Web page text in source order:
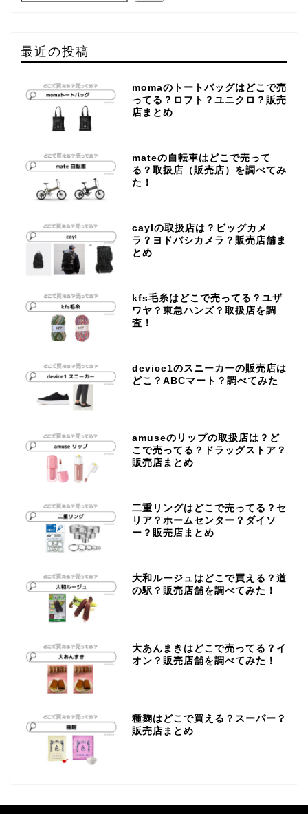
最近の投稿
momaのトートバッグはどこで売
ってる？ロフト？ユニクロ？販売
店まとめ
mateの自転車はどこで売って
る？取扱店（販売店）を調べてみ
た！
caylの取扱店は？ビッグカメ
ラ？ヨドバシカメラ？販売店舗ま
とめ
kfs毛糸はどこで売ってる？ユザ
ワヤ？東急ハンズ？取扱店を調
査！
device1のスニーカーの販売店は
どこ？ABCマート？調べてみた
amuseのリップの取扱店は？ど
こで売ってる？ドラッグストア？
販売店まとめ
二重リングはどこで売ってる？セ
リア？ホームセンター？ダイソ
ー？販売店まとめ
大和ルージュはどこで買える？道
の駅？販売店舗を調べてみた！
大あんまきはどこで売ってる？イ
オン？販売店舗を調べてみた！
種麹はどこで買える？スーパー？
販売店まとめ